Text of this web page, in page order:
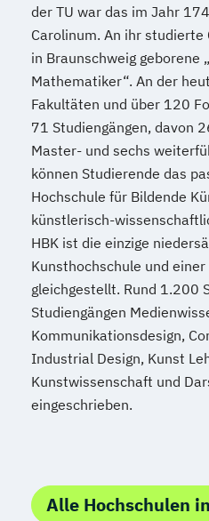
der TU war das im Jahr
Carolinum. An ihr studierte
in Braunschweig geborene
Mathematiker“. An der
Fakultäten und über 120
71 Studiengängen, davon
Master- und sechs
können Studierende das
Hochschule für Bildende
künstlerisch-
HBK ist die einzige
Kunsthochschule und
gleichgestellt. Rund 1.200
Studiengängen
Kommunikationsdesign,
Industrial Design, Kunst
Kunstwissenschaft und
eingeschrieben.
Alle Hochschulen